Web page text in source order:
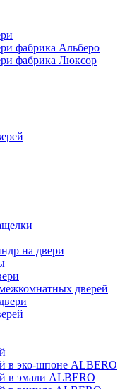
фабрика Альберо
фабрика Люксор
на двери
дверей
в эко-шпоне ALBERO
в эмали ALBERO